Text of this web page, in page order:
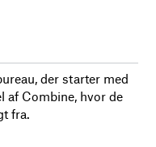
der starter med
af Combine, hvor de
fra.